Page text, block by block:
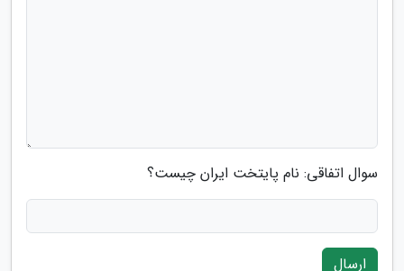
سوال اتفاقی: نام پایتخت ایران چیست؟
ارسال